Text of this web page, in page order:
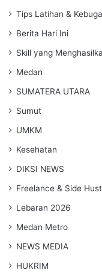
Tips Latihan &
Berita Hari Ini
Skill yang
Medan
SUMATERA UTARA
Sumut
UMKM
Kesehatan
DIKSI NEWS
Freelance & Side
Lebaran 2026
Medan Metro
NEWS MEDIA
HUKRIM